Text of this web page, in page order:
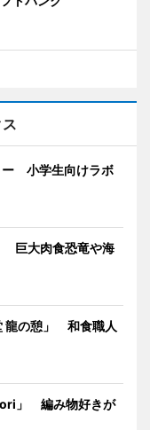
ー 小学生向けラボ
巨大肉食恐竜や海
龍の憩」 和食職人
」 編み物好きが